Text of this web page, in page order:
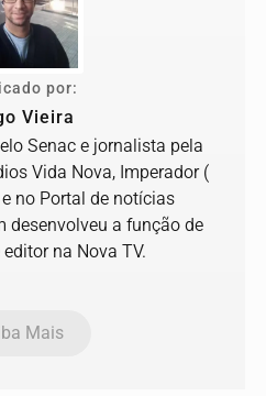
por:
Vieira
Senac e jornalista pela
Vida Nova, Imperador (
no Portal de notícias
desenvolveu a função de
na Nova TV.
Mais